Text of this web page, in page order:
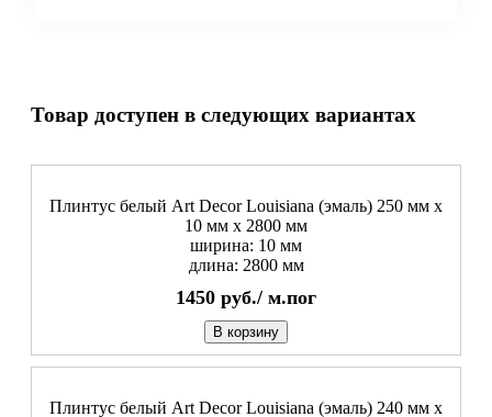
Товар доступен в следующих вариантах
Плинтус белый Art Decor Louisiana (эмаль) 250 мм х
10 мм х 2800 мм
ширина: 10 мм
длина: 2800 мм
1450 руб./ м.пог
В корзину
Плинтус белый Art Decor Louisiana (эмаль) 240 мм х